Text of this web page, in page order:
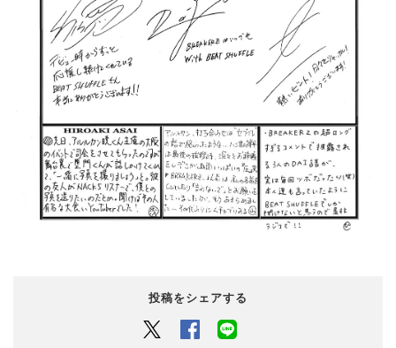
投稿をシェアする
Twitter Facebook